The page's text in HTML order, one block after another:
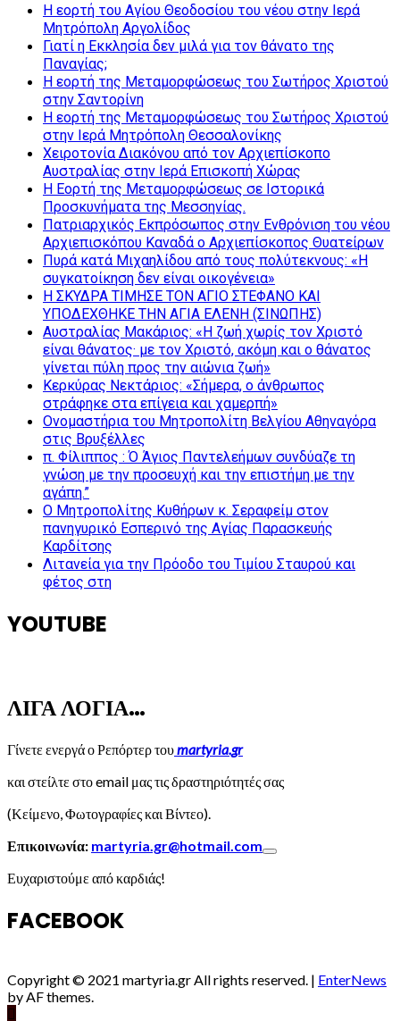
Η εορτή του Αγίου Θεοδοσίου του νέου στην Ιερά
Μητρόπολη Αργολίδος
Γιατί η Εκκλησία δεν μιλά για τον θάνατο της
Παναγίας;
Η εορτή της Μεταμορφώσεως του Σωτήρος Χριστού
στην Σαντορίνη
Η εορτή της Μεταμορφώσεως του Σωτήρος Χριστού
στην Ιερά Μητρόπολη Θεσσαλονίκης
Χειροτονία Διακόνου από τον Αρχιεπίσκοπο
Αυστραλίας στην Ιερά Επισκοπή Χώρας
Η Εορτή της Μεταμορφώσεως σε Ιστορικά
Προσκυνήματα της Μεσσηνίας.
Πατριαρχικός Εκπρόσωπος στην Ενθρόνιση του νέου
Αρχιεπισκόπου Καναδά ο Αρχιεπίσκοπος Θυατείρων
Πυρά κατά Μιχαηλίδου από τους πολύτεκνους: «Η
συγκατοίκηση δεν είναι οικογένεια»
Η ΣΚΥΔΡΑ ΤΙΜΗΣΕ ΤΟΝ ΑΓΙΟ ΣΤΕΦΑΝΟ ΚΑΙ
ΥΠΟΔΕΧΘΗΚΕ ΤΗΝ ΑΓΙΑ ΕΛΕΝΗ (ΣΙΝΩΠΗΣ)
Αυστραλίας Μακάριος: «Η ζωή χωρίς τον Χριστό
είναι θάνατος· με τον Χριστό, ακόμη και ο θάνατος
γίνεται πύλη προς την αιώνια ζωή»
Κερκύρας Νεκτάριος: «Σήμερα, ο άνθρωπος
στράφηκε στα επίγεια και χαμερπή»
Ονομαστήρια του Μητροπολίτη Βελγίου Αθηναγόρα
στις Βρυξέλλες
π. Φίλιππος : Ό Άγιος Παντελεήμων συνδύαζε τη
γνώση με την προσευχή και την επιστήμη με την
αγάπη.”
Ο Μητροπολίτης Κυθήρων κ. Σεραφείμ στον
πανηγυρικό Εσπερινό της Αγίας Παρασκευής
Καρδίτσης
Λιτανεία για την Πρόοδο του Τιμίου Σταυρού και
φέτος στη
YOUTUBE
ΛΙΓΑ ΛΟΓΙΑ…
Γίνετε ενεργά ο Ρεπόρτερ τουmartyria.gr
και στείλτε στο email μας τις δραστηριότητές σας
(Κείμενο, Φωτογραφίες και Βίντεο).
Επικοινωνία: martyria.gr@hotmail.com
Ευχαριστούμε από καρδιάς!
FACEBOOK
Copyright © 2021 martyria.gr All rights reserved. | EnterNews
by AF themes.